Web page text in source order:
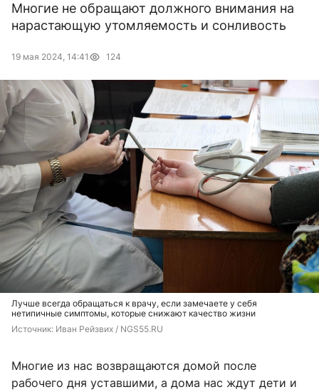
Многие не обращают должного внимания на
нарастающую утомляемость и сонливость
19 мая 2024, 14:41 124
Лучше всегда обращаться к врачу, если замечаете у себя
нетипичные симптомы, которые снижают качество жизни
Источник: Иван Рейзвих / NGS55.RU
Многие из нас возвращаются домой после
рабочего дня уставшими, а дома нас ждут дети и